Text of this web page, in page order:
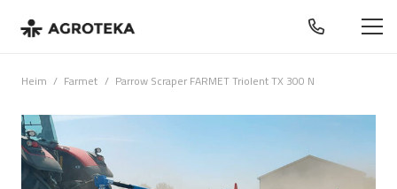
Heim / Farmet / Parrow Scraper FARMET Triolent TX 300 N